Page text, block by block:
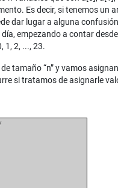
Es decir, si tenemos un
dar lugar a alguna
empezando a contar
1, 2, ..., 23.
tamaño “n” y vamos
si tratamos de asignarle